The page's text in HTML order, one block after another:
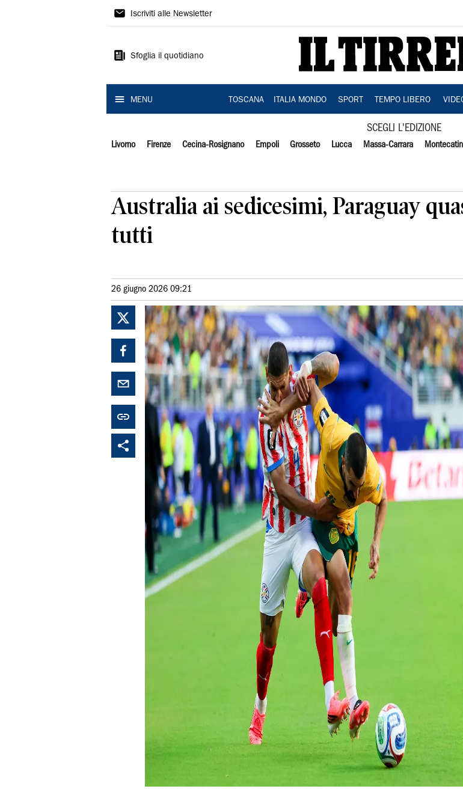
Il
Iscriviti alle Newsletter
Sfoglia il quotidiano
MENU TOSCANA ITALIA MONDO SPORT TEMPO LIBERO
SCEGLI L'EDIZIONE
Livorno Firenze Cecina-Rosignano Empoli Grosseto Lucca Massa-Carrara
Australia ai sedicesimi, Paraguay
tutti
26 giugno 2026 09:21